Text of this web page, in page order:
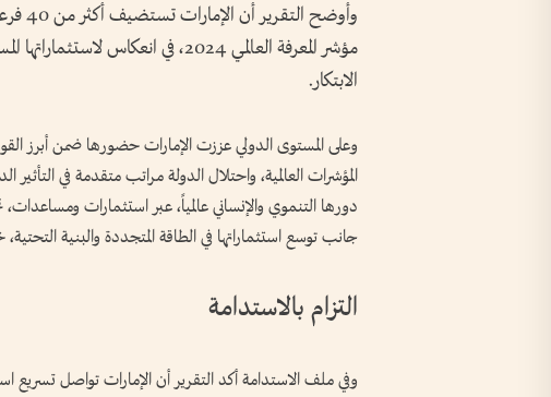
مؤشر المعرفة العالمي 2024، في
الابتكار.
وعلى المستوى الدولي عززت الإمارات حضورها ضمن أبرز
المؤشرات العالمية، واحتلال الدولة مراتب متقدمة في
جانب توسع استثماراتها في الطاقة المتجددة والبنية
التزام بالاستدامة
وفي ملف الاستدامة أكد التقرير أن الإمارات تواصل